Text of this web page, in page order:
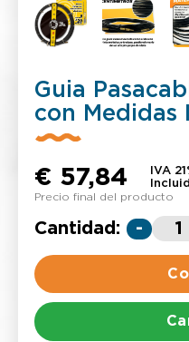
Guia
con Medidas
€ 57,84
IVA
Precio final del producto
Cantidad: -